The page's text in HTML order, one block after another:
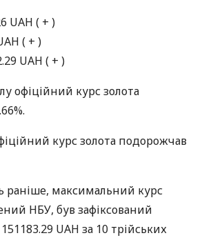
UAH ( + )
( + )
UAH ( + )
офіційний курс золота
курс золота подорожчав
раніше, максимальний курс
НБУ, був зафіксований
UAH за 10 трiйських